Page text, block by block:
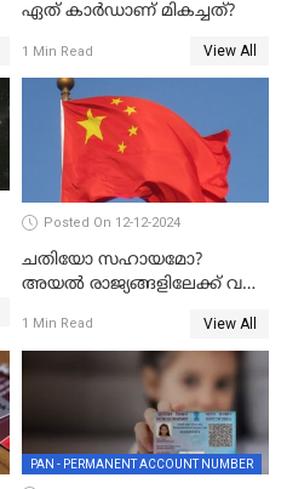
ഏത് കാർഡാണ് മികച്ചത്?
1 Min Read View All
Posted On 12-12-2024
ചതിയോ സഹായമോ?
അയൽ രാജ്യങ്ങളിലേക്ക് വൻ
ചൈന
1 Min Read View All
PAN - PERMANENT ACCOUNT NUMBER